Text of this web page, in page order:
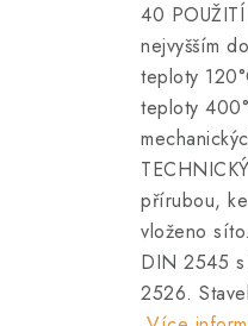
40
nejvyšším
teploty
teploty
přírubou,
vloženo
DIN 2545
2526.